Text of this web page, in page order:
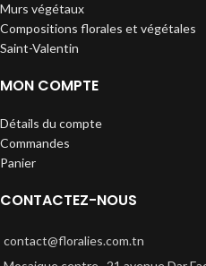
Murs végétaux
Compositions florales et végétales
Saint-Valentin
MON COMPTE
Détails du compte
Commandes
Panier
CONTACTEZ-NOUS
contact@floralies.com.tn